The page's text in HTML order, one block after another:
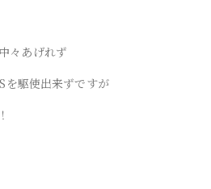
々あげれず
駆使出来ずですが